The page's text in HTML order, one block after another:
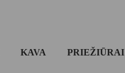
KAVA PRIEŽIŪRAI